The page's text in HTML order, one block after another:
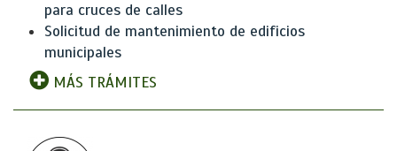
para cruces de calles
Solicitud de mantenimiento de edificios
municipales
MÁS TRÁMITES